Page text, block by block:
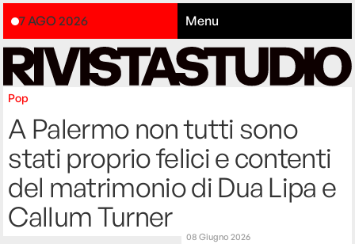
7 AGO 2026 Menu
Pop
A Palermo non tutti sono
stati proprio felici e contenti
del matrimonio di Dua Lipa e
Callum Turner
08 Giugno 2026